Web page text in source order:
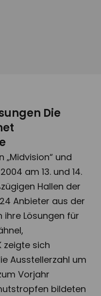
Die
„Midvision“ und
am 13. und 14.
Hallen der
Anbieter aus der
Lösungen für
zeigte sich
Ausstellerzahl um
Vorjahr
bildeten